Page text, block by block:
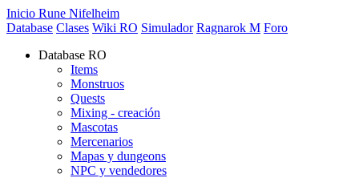
Inicio Rune Nifelheim
Database Clases Wiki RO Simulador Ragnarok M Foro
Database RO
Items
Monstruos
Quests
Mixing - creación
Mascotas
Mercenarios
Mapas y dungeons
NPC y vendedores